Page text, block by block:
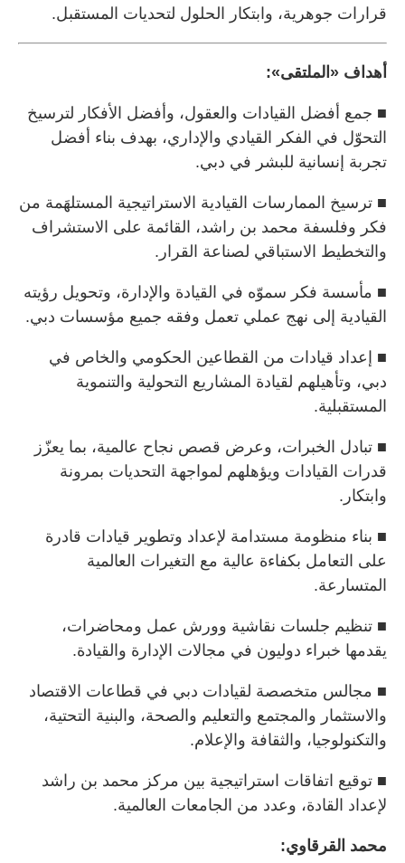
قرارات جوهرية، وابتكار الحلول لتحديات المستقبل.
أهداف «الملتقى»:
■ جمع أفضل القيادات والعقول، وأفضل الأفكار لترسيخ
التحوّل في الفكر القيادي والإداري، بهدف بناء أفضل
تجربة إنسانية للبشر في دبي.
■ ترسيخ الممارسات القيادية الاستراتيجية المستلهَمة من
فكر وفلسفة محمد بن راشد، القائمة على الاستشراف
والتخطيط الاستباقي لصناعة القرار.
■ مأسسة فكر سموّه في القيادة والإدارة، وتحويل رؤيته
القيادية إلى نهج عملي تعمل وفقه جميع مؤسسات دبي.
■ إعداد قيادات من القطاعين الحكومي والخاص في
دبي، وتأهيلهم لقيادة المشاريع التحولية والتنموية
المستقبلية.
■ تبادل الخبرات، وعرض قصص نجاح عالمية، بما يعزّز
قدرات القيادات ويؤهلهم لمواجهة التحديات بمرونة
وابتكار.
■ بناء منظومة مستدامة لإعداد وتطوير قيادات قادرة
على التعامل بكفاءة عالية مع التغيرات العالمية
المتسارعة.
■ تنظيم جلسات نقاشية وورش عمل ومحاضرات،
يقدمها خبراء دوليون في مجالات الإدارة والقيادة.
■ مجالس متخصصة لقيادات دبي في قطاعات الاقتصاد
والاستثمار والمجتمع والتعليم والصحة، والبنية التحتية،
والتكنولوجيا، والثقافة والإعلام.
■ توقيع اتفاقات استراتيجية بين مركز محمد بن راشد
لإعداد القادة، وعدد من الجامعات العالمية.
محمد القرقاوي: